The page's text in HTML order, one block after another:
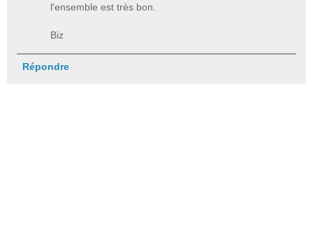
l'ensemble est très bon.
Biz
Répondre